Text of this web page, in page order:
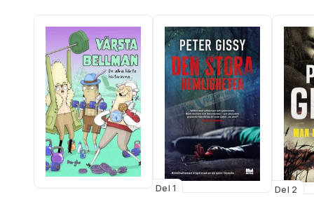
Del 1 Del 2